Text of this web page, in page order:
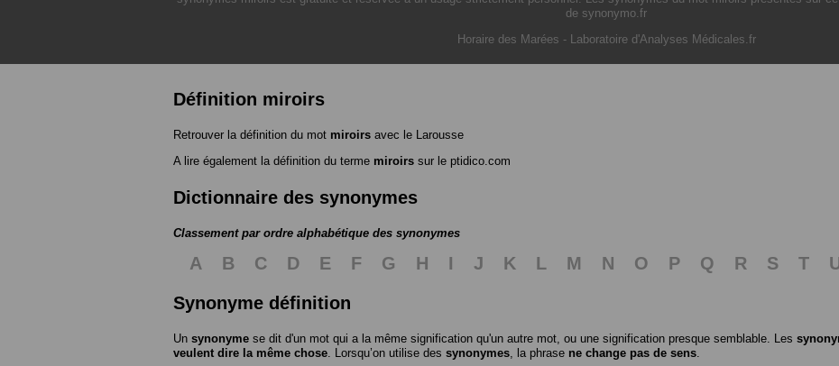
de synonymo.fr
Horaire des Marées - Laboratoire d'Analyses Médicales.fr
Définition miroirs
Retrouver la définition du mot miroirs avec le Larousse
A lire également la définition du terme miroirs sur le ptidico.com
Dictionnaire des synonymes
Classement par ordre alphabétique des synonymes
A B C D E F G H I J K L M N O P Q R S T
Synonyme définition
Un synonyme se dit d'un mot qui a la même signification qu'un autre mot, ou une signification presque semblable. Les
veulent dire la même chose . Lorsqu’on utilise des synonymes , la phrase ne change pas de sens